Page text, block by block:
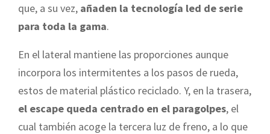
que, a su vez, añaden la tecnología led de serie
para toda la gama.
En el lateral mantiene las proporciones aunque
incorpora los intermitentes a los pasos de rueda,
estos de material plástico reciclado. Y, en la trasera,
el escape queda centrado en el paragolpes, el
cual también acoge la tercera luz de freno, a lo que